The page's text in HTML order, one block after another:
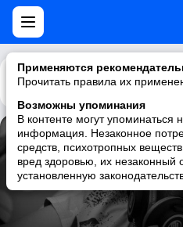
Применяются
Прочитать правила их
Возможны упоминания
В контенте могут упоминаться
информация. Незаконное
средств, психотропных
вред здоровью, их незаконный
установленную
Каталог Рекомендации
Alter Nature